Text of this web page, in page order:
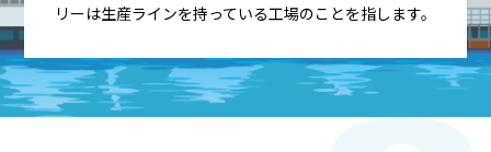
リーは生産ラインを持っている工場のことを指します。